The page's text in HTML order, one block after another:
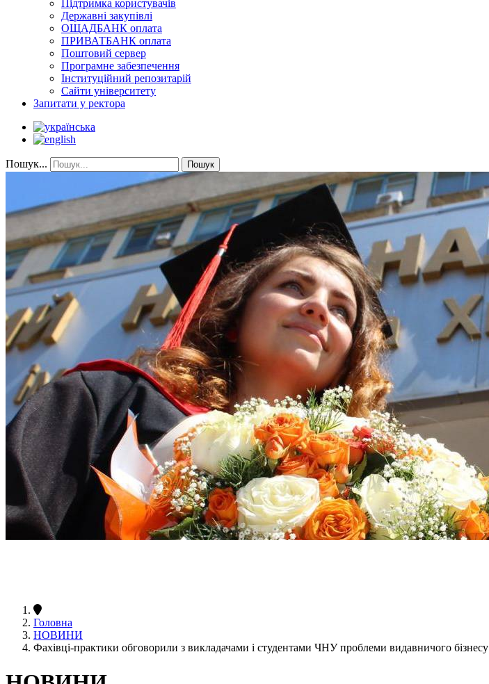
Підтримка користувачів
Державні закупівлі
ОЩАДБАНК оплата
ПРИВАТБАНК оплата
Поштовий сервер
Програмне забезпечення
Інституційний репозитарій
Сайти університету
Запитати у ректора
Пошук... Пошук
Головна
НОВИНИ
Фахівці-практики обговорили з викладачами і студентами ЧНУ проблеми видавничого бізнесу